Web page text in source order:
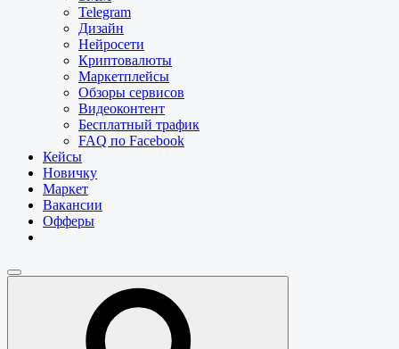
Telegram
Дизайн
Нейросети
Криптовалюты
Маркетплейсы
Обзоры сервисов
Видеоконтент
Бесплатный трафик
FAQ по Facebook
Кейсы
Новичку
Маркет
Вакансии
Офферы